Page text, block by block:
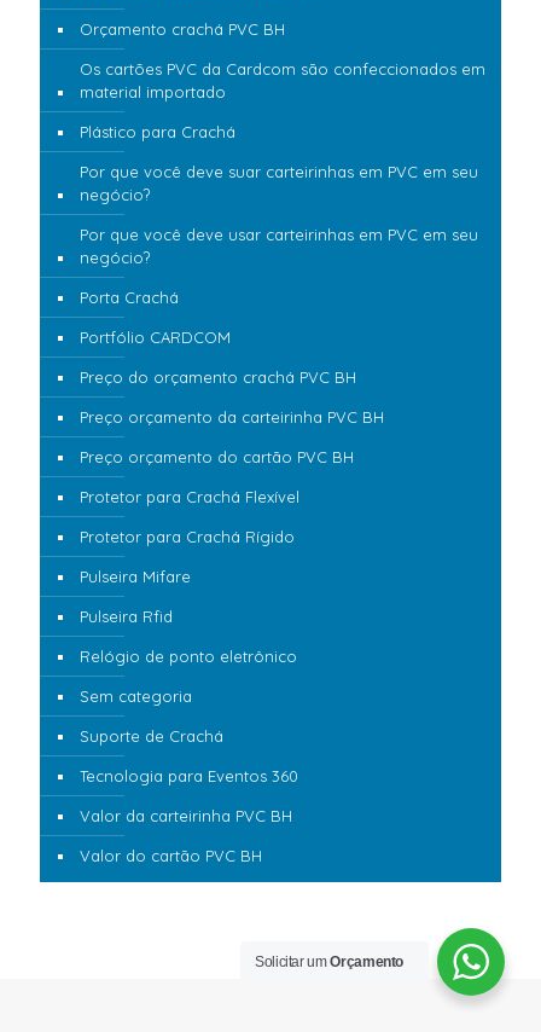
Orçamento crachá PVC BH
Os cartões PVC da Cardcom são confeccionados em
material importado
Plástico para Crachá
Por que você deve suar carteirinhas em PVC em seu
negócio?
Por que você deve usar carteirinhas em PVC em seu
negócio?
Porta Crachá
Portfólio CARDCOM
Preço do orçamento crachá PVC BH
Preço orçamento da carteirinha PVC BH
Preço orçamento do cartão PVC BH
Protetor para Crachá Flexível
Protetor para Crachá Rígido
Pulseira Mifare
Pulseira Rfid
Relógio de ponto eletrônico
Sem categoria
Suporte de Crachá
Tecnologia para Eventos 360
Valor da carteirinha PVC BH
Valor do cartão PVC BH
Solicitar umOrçamento